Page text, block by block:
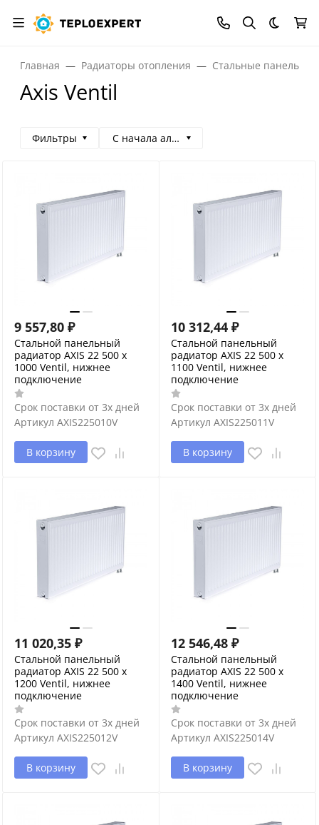
Темная
Главная Радиаторы отопления Стальные
Axis Ventil
Фильтры С начала алфавита
9 557,80 ₽
Стальной панельный
радиатор AXIS 22 500 x
1000 Ventil, нижнее
подключение
Срок поставки от 3х дней
Артикул AXIS225010V
В корзину
10 312,44 ₽
Стальной панельный
радиатор AXIS 22 500 x
1100 Ventil, нижнее
подключение
Срок поставки от 3х дней
Артикул AXIS225011V
В корзину
11 020,35 ₽
Стальной панельный
радиатор AXIS 22 500 x
1200 Ventil, нижнее
подключение
Срок поставки от 3х дней
Артикул AXIS225012V
В корзину
12 546,48 ₽
Стальной панельный
радиатор AXIS 22 500 x
1400 Ventil, нижнее
подключение
Срок поставки от 3х дней
Артикул AXIS225014V
В корзину